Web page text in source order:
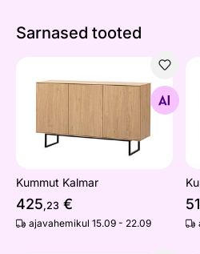
Sarnased tooted
Kummut Kalmar
Kummut Kalmar
425,23 €
ajavahemikul 15.09 - 22.09